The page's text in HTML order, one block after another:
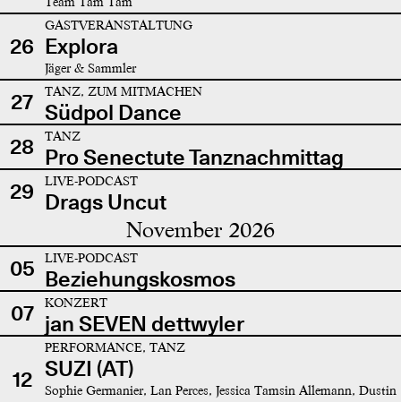
26
GASTVERANSTALTUNG
Explora
Jäger & Sammler
27 TANZ, ZUM MITMACHEN
Südpol Dance
28
TANZ
Pro Senectute Tanznachmittag
29
LIVE-PODCAST
Drags Uncut
November 2026
05 LIVE-PODCAST
Beziehungskosmos
07
KONZERT
jan SEVEN dettwyler
12
PERFORMANCE, TANZ
SUZI (AT)
Sophie Germanier, Lan Perces, Jessica Tamsin Allemann, Dustin